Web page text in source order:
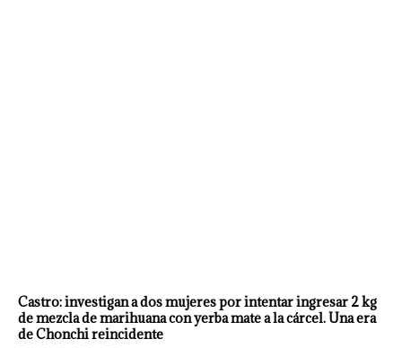
Castro: investigan a dos mujeres por intentar ingresar 2 kg
de mezcla de marihuana con yerba mate a la cárcel. Una era
de Chonchi reincidente